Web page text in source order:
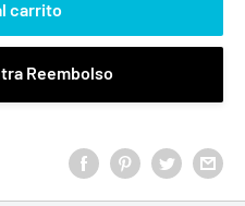
carrito
Reembolso